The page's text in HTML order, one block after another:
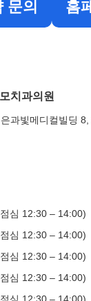
문의 홈
치과의원
과빛메디컬빌딩
심 12:30 – 14:00)
심 12:30 – 14:00)
심 12:30 – 14:00)
심 12:30 – 14:00)